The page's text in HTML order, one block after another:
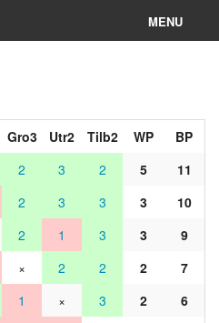
MENU
Gro3 Utr2 Tilb2 WP
BP
2 3 2 5
11
2 3 3 3
10
2 1 3 3
9
× 2 2 2
7
1 × 3 2
6